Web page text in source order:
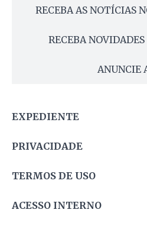
RECEBA AS NOTÍCIAS
RECEBA
ANUNCIE
EXPEDIENTE
PRIVACIDADE
TERMOS DE USO
ACESSO INTERNO